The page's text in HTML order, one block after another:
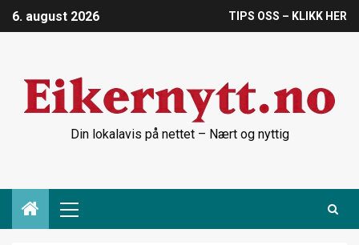
6. august 2026 TIPS OSS – KLIKK HER
Din lokalavis på nettet – Nært og nyttig